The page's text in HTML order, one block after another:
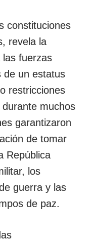
constituciones
revela la
las fuerzas
de un estatus
restricciones
muchos
garantizaron
de tomar
República
los
guerra y las
de paz.